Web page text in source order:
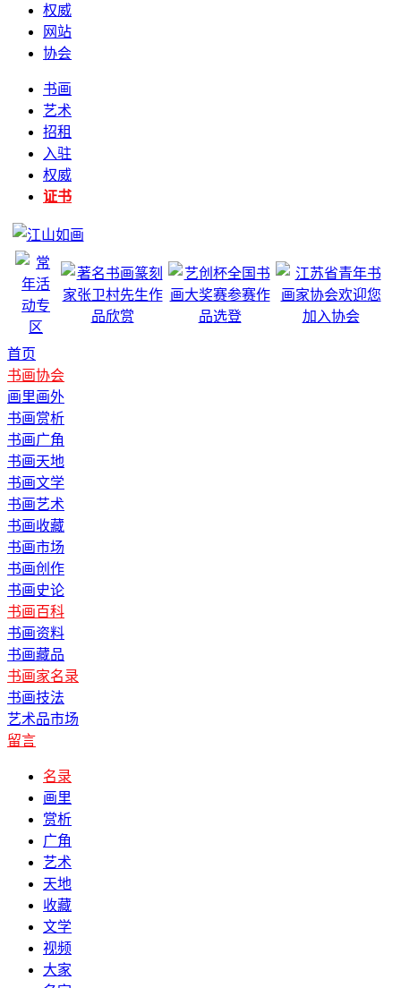
权威
网站
协会
书画
艺术
招租
入驻
权威
证书
首页
书画协会
画里画外
书画赏析
书画广角
书画天地
书画文学
书画艺术
书画收藏
书画市场
书画创作
书画史论
书画百科
书画资料
书画藏品
书画家名录
书画技法
艺术品市场
留言
名录
画里
赏析
广角
艺术
天地
收藏
文学
视频
大家